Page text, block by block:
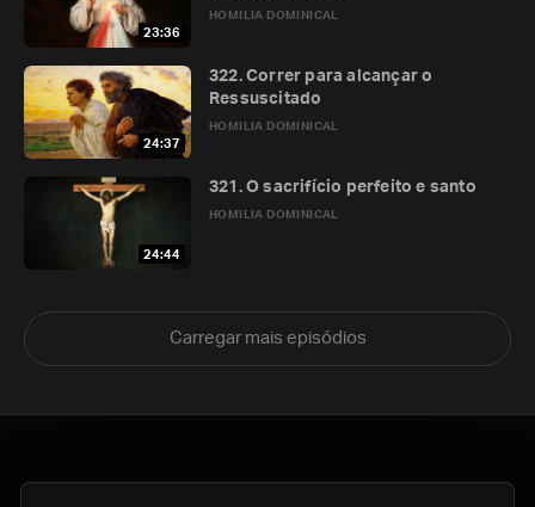
23:36
HOMILIA DOMINICAL
24:37
HOMILIA DOMINICAL
322. Correr para alcançar o
Ressuscitado
24:44
HOMILIA DOMINICAL
321. O sacrifício perfeito e santo
Carregar mais episódios